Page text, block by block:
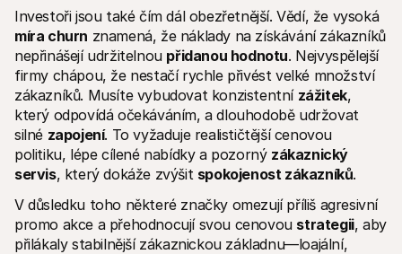
Investoři jsou také čím dál obezřetnější. Vědí, že vysoká
míra churn znamená, že náklady na získávání zákazníků
nepřinášejí udržitelnou přidanou hodnotu. Nejvyspělejší
firmy chápou, že nestačí rychle přivést velké množství
zákazníků. Musíte vybudovat konzistentní zážitek,
který odpovídá očekáváním, a dlouhodobě udržovat
silné zapojení. To vyžaduje realističtější cenovou
politiku, lépe cílené nabídky a pozorný zákaznický
servis, který dokáže zvýšit spokojenost zákazníků.
V důsledku toho některé značky omezují příliš agresivní
promo akce a přehodnocují svou cenovou strategii, aby
přilákaly stabilnější zákaznickou základnu—loajální,